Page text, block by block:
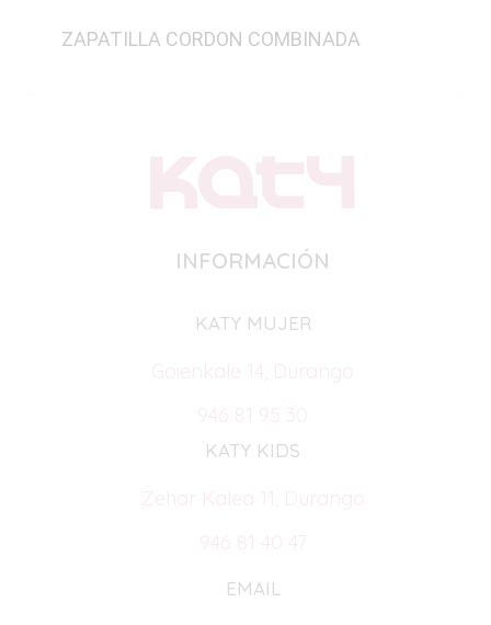
ZAPATILLA CORDON COMBINADA
INFORMACIÓN
KATY MUJER
KATY KIDS
EMAIL